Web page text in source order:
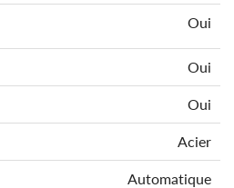
Oui
Oui
Oui
Acier
Automatique